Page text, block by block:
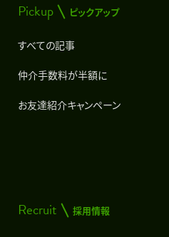
Pickup ピックアップ
すべての記事
仲介手数料が半額に
お友達紹介キャンペーン
Recruit 採用情報